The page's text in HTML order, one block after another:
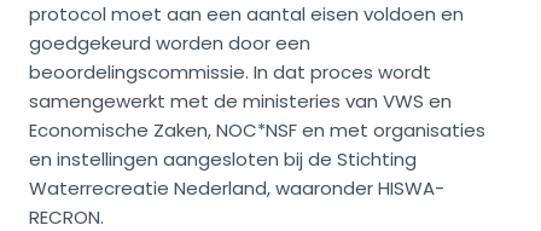
protocol moet aan een aantal eisen voldoen en
goedgekeurd worden door een
beoordelingscommissie. In dat proces wordt
samengewerkt met de ministeries van VWS en
Economische Zaken, NOC*NSF en met organisaties
en instellingen aangesloten bij de Stichting
Waterrecreatie Nederland, waaronder HISWA-
RECRON.